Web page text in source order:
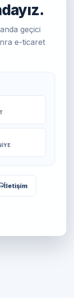
geçici
e-ticaret
İletişim